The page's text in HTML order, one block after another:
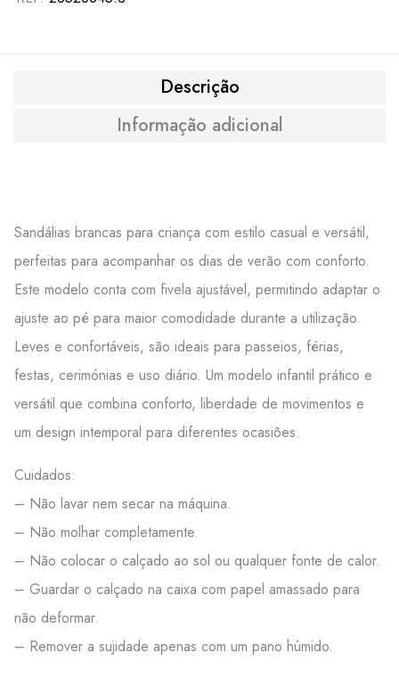
Descrição
Informação adicional
Sandálias brancas para criança com estilo casual e versátil,
perfeitas para acompanhar os dias de verão com conforto.
Este modelo conta com fivela ajustável, permitindo adaptar o
ajuste ao pé para maior comodidade durante a utilização.
Leves e confortáveis, são ideais para passeios, férias,
festas, cerimónias e uso diário. Um modelo infantil prático e
versátil que combina conforto, liberdade de movimentos e
um design intemporal para diferentes ocasiões.
Cuidados:
– Não lavar nem secar na máquina.
– Não molhar completamente.
– Não colocar o calçado ao sol ou qualquer fonte de calor.
– Guardar o calçado na caixa com papel amassado para
não deformar.
– Remover a sujidade apenas com um pano húmido.